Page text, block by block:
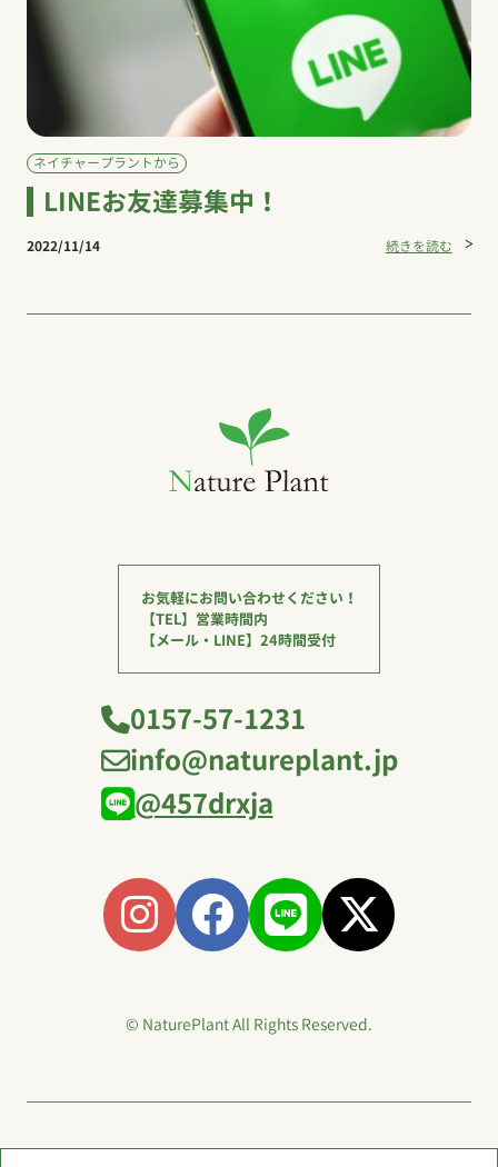
ネイチャープラントから
LINEお友達募集中！
2022/11/14 続きを読む
お気軽にお問い合わせください！
【TEL】営業時間内
【メール・LINE】24時間受付
0157-57-1231
info@natureplant.jp
@457drxja
© NaturePlant All Rights Reserved.